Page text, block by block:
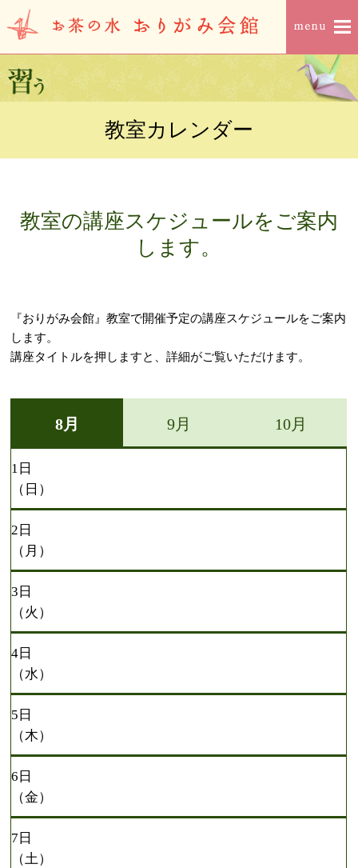
教室カレンダー
教室の講座スケジュールをご案内
します。
『おりがみ会館』教室で開催予定の講座スケジュールをご案内
します。
講座タイトルを押しますと、詳細がご覧いただけます。
8月 9月 10月
1日
（日）
2日
（月）
3日
（火）
4日
（水）
5日
（木）
6日
（金）
7日
（土）